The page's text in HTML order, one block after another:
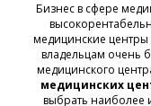
Бизнес в сфере
медицинские
владельцам очень
медицинского
медицинских
выбрать наиболее